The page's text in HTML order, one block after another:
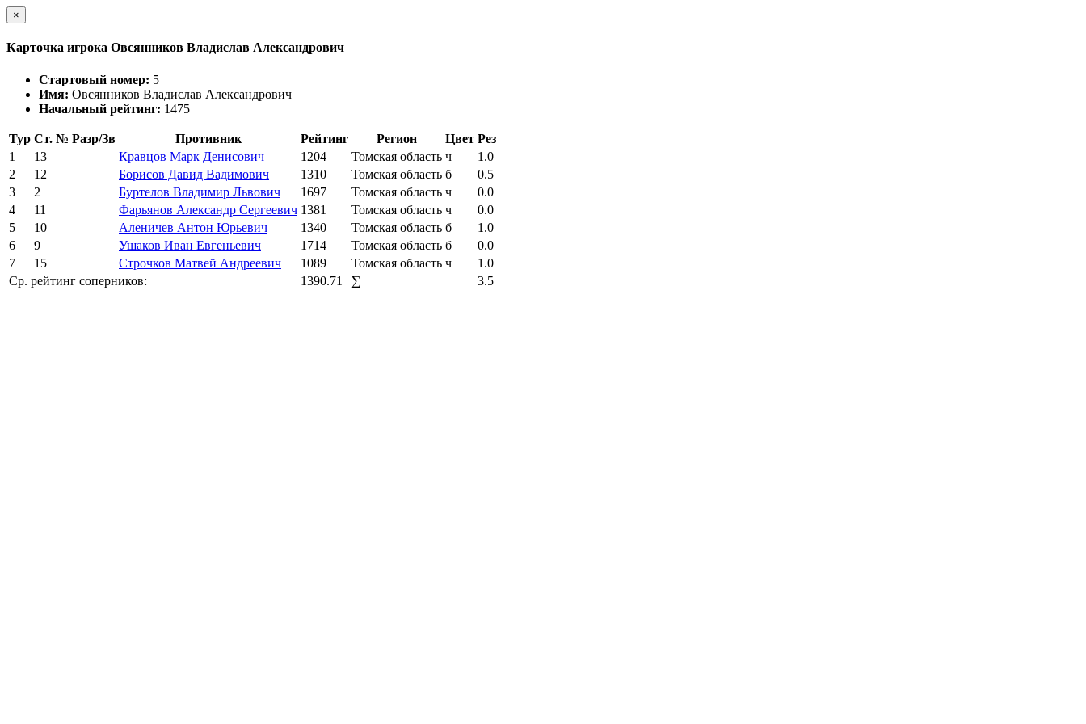
×
Карточка игрока Овсянников Владислав Александрович
Стартовый номер: 5
Имя: Овсянников Владислав Александрович
Начальный рейтинг: 1475
Тур Ст. № Разр/Зв Противник Рейтинг Регион Цвет Рез
1
13 Кравцов Марк Денисович 1204 Томская область ч
1.0
2
12 Борисов Давид Вадимович 1310 Томская область б
0.5
3
2 Буртелов Владимир Львович 1697 Томская область ч
0.0
4
11 Фарьянов Александр Сергеевич 1381 Томская область ч
0.0
5
10 Аленичев Антон Юрьевич 1340 Томская область б
1.0
6
9 Ушаков Иван Евгеньевич 1714 Томская область б
0.0
7
15 Строчков Матвей Андреевич 1089 Томская область ч
1.0
Ср. рейтинг соперников:
1390.71 ∑ 3.5